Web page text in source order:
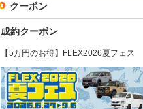
クーポン
成約クーポン
【5万円のお得】FLEX2026夏フェス